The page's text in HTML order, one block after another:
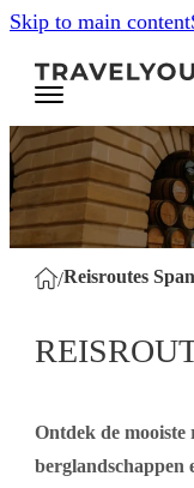
Skip to main content
/Reisroutes
Ontdek de mooiste
berglandschappen